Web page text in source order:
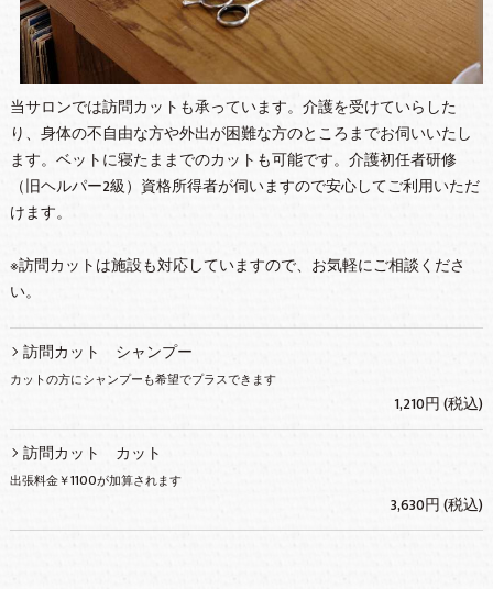
当サロンでは訪問カットも承っています。介護を受けていらした
り、身体の不自由な方や外出が困難な方のところまでお伺いいたし
ます。ベットに寝たままでのカットも可能です。介護初任者研修
（旧ヘルパー2級）資格所得者が伺いますので安心してご利用いただ
けます。
※訪問カットは施設も対応していますので、お気軽にご相談くださ
い。
訪問カット シャンプー
カットの方にシャンプーも希望でプラスできます
1,210円 (税込)
訪問カット カット
出張料金￥1100が加算されます
3,630円 (税込)